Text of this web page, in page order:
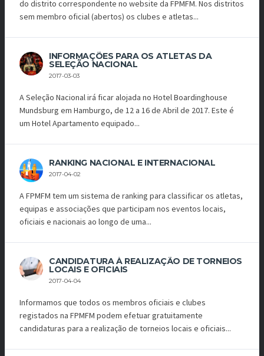
do distrito correspondente no website da FPMFM. Nos distritos
sem membro oficial (abertos) os clubes e atletas...
INFORMAÇÕES PARA OS ATLETAS DA
SELEÇÃO NACIONAL
2017-03-03
A Seleção Nacional irá ficar alojada no Hotel Boardinghouse
Mundsburg em Hamburgo, de 12 a 16 de Abril de 2017. Este é
um Hotel Apartamento equipado...
RANKING NACIONAL E INTERNACIONAL
2017-04-02
A FPMFM tem um sistema de ranking para classificar os atletas,
equipas e associações que participam nos eventos locais,
oficiais e nacionais ao longo de uma...
CANDIDATURA À REALIZAÇÃO DE TORNEIOS
LOCAIS E OFICIAIS
2017-04-04
Informamos que todos os membros oficiais e clubes
registados na FPMFM podem efetuar gratuitamente
candidaturas para a realização de torneios locais e oficiais...